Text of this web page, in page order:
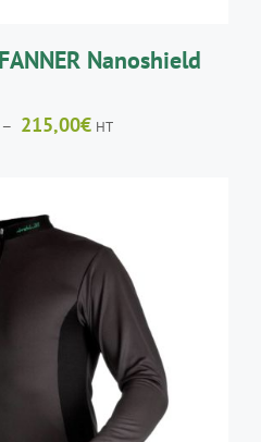
LA
PAGE
PRODUIT
Nanoshield
– 215,00€Plage
215,00€
HT
CE
PRODUIT
DÉTAILS